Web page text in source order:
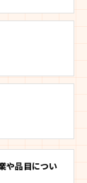
や品目につい